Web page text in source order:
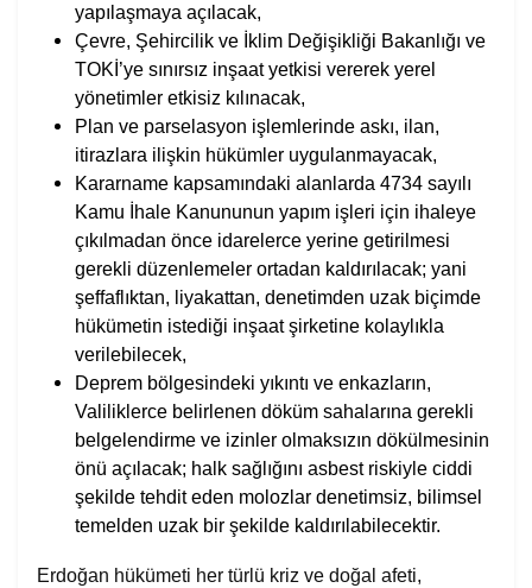
yapılaşmaya açılacak,
Çevre, Şehircilik ve İklim Değişikliği Bakanlığı ve
TOKİ’ye sınırsız inşaat yetkisi vererek yerel
yönetimler etkisiz kılınacak,
Plan ve parselasyon işlemlerinde askı, ilan,
itirazlara ilişkin hükümler uygulanmayacak,
Kararname kapsamındaki alanlarda 4734 sayılı
Kamu İhale Kanununun yapım işleri için ihaleye
çıkılmadan önce idarelerce yerine getirilmesi
gerekli düzenlemeler ortadan kaldırılacak; yani
şeffaflıktan, liyakattan, denetimden uzak biçimde
hükümetin istediği inşaat şirketine kolaylıkla
verilebilecek,
Deprem bölgesindeki yıkıntı ve enkazların,
Valiliklerce belirlenen döküm sahalarına gerekli
belgelendirme ve izinler olmaksızın dökülmesinin
önü açılacak; halk sağlığını asbest riskiyle ciddi
şekilde tehdit eden molozlar denetimsiz, bilimsel
temelden uzak bir şekilde kaldırılabilecektir.
Erdoğan hükümeti her türlü kriz ve doğal afeti,